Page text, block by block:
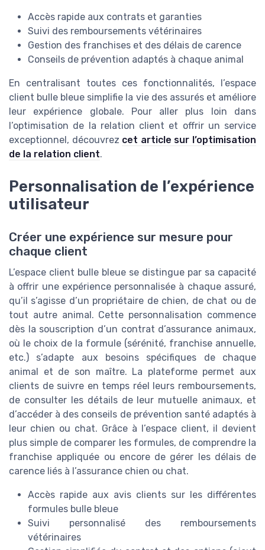
Accès rapide aux contrats et garanties
Suivi des remboursements vétérinaires
Gestion des franchises et des délais de carence
Conseils de prévention adaptés à chaque animal
En centralisant toutes ces fonctionnalités, l’espace
client bulle bleue simplifie la vie des assurés et améliore
leur expérience globale. Pour aller plus loin dans
l’optimisation de la relation client et offrir un service
exceptionnel, découvrez cet article sur l’optimisation
de la relation client.
Personnalisation de l’expérience
utilisateur
Créer une expérience sur mesure pour
chaque client
L’espace client bulle bleue se distingue par sa capacité
à offrir une expérience personnalisée à chaque assuré,
qu’il s’agisse d’un propriétaire de chien, de chat ou de
tout autre animal. Cette personnalisation commence
dès la souscription d’un contrat d’assurance animaux,
où le choix de la formule (sérénité, franchise annuelle,
etc.) s’adapte aux besoins spécifiques de chaque
animal et de son maître. La plateforme permet aux
clients de suivre en temps réel leurs remboursements,
de consulter les détails de leur mutuelle animaux, et
d’accéder à des conseils de prévention santé adaptés à
leur chien ou chat. Grâce à l’espace client, il devient
plus simple de comparer les formules, de comprendre la
franchise appliquée ou encore de gérer les délais de
carence liés à l’assurance chien ou chat.
Accès rapide aux avis clients sur les différentes
formules bulle bleue
Suivi personnalisé des remboursements
vétérinaires